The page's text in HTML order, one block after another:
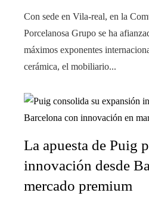
Con sede en Vila-real, en la
Porcelanosa Grupo se ha
máximos exponentes
cerámica, el mobiliario...
La apuesta de Puig
innovación desde
mercado premium